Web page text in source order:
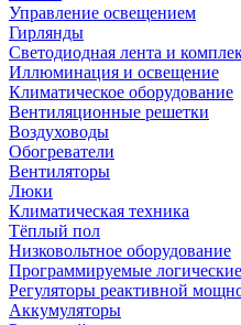
Управление освещением
Гирлянды
Светодиодная лента и
Иллюминация и освещение
Климатическое оборудование
Вентиляционные решетки
Воздуховоды
Обогреватели
Вентиляторы
Люки
Климатическая техника
Тёплый пол
Низковольтное оборудование
Программируемые
Регуляторы реактивной
Аккумуляторы